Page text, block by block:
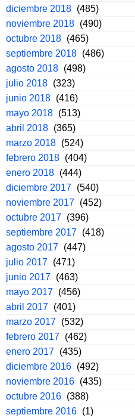
diciembre 2018 (485)
noviembre 2018 (490)
octubre 2018 (465)
septiembre 2018 (486)
agosto 2018 (498)
julio 2018 (323)
junio 2018 (416)
mayo 2018 (513)
abril 2018 (365)
marzo 2018 (524)
febrero 2018 (404)
enero 2018 (444)
diciembre 2017 (540)
noviembre 2017 (452)
octubre 2017 (396)
septiembre 2017 (418)
agosto 2017 (447)
julio 2017 (471)
junio 2017 (463)
mayo 2017 (456)
abril 2017 (401)
marzo 2017 (532)
febrero 2017 (462)
enero 2017 (435)
diciembre 2016 (492)
noviembre 2016 (435)
octubre 2016 (388)
septiembre 2016 (1)